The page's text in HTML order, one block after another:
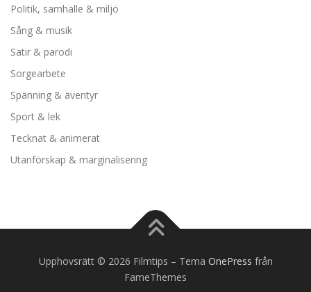
Politik, samhälle & miljö
Sång & musik
Satir & parodi
Sorgearbete
Spänning & äventyr
Sport & lek
Tecknat & animerat
Utanförskap & marginalisering
Upphovsrätt © 2026 Filmtips – Tema OnePress från
FameThemes